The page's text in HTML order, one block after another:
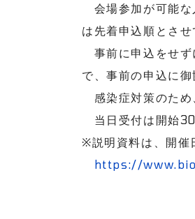
会場参加が可能な
は先着申込順とさせ
事前に申込をせず
で、事前の申込に
感染症対策のため
当日受付は開始30
※説明資料は、開催
https://